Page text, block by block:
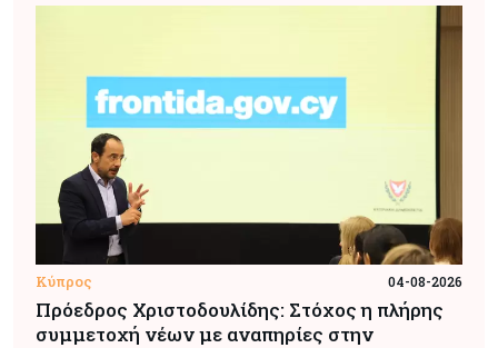
Κύπρος 04-08-2026
Πρόεδρος Χριστοδουλίδης: Στόχος η πλήρης
συμμετοχή νέων με αναπηρίες στην